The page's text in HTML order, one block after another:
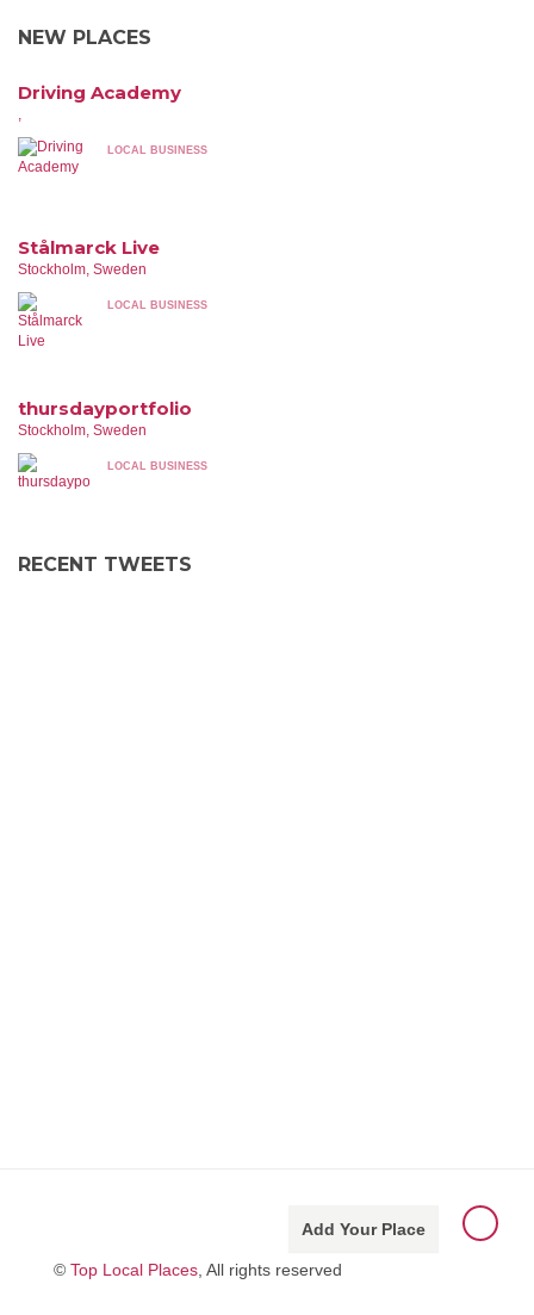
NEW PLACES
Driving Academy
,
LOCAL BUSINESS
Stålmarck Live
Stockholm, Sweden
LOCAL BUSINESS
thursdayportfolio
Stockholm, Sweden
LOCAL BUSINESS
RECENT TWEETS
Add Your Place
© Top Local Places , All rights reserved